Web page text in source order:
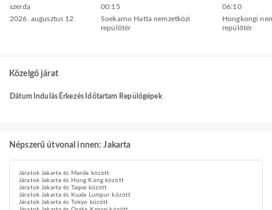
szerda
2026. augusztus 12.
00:15
Soekarno Hatta nemzetközi
repülőtér
06:10
Hongkongi
repülőtér
Közelgő járat
Dátum Indulás Érkezés Időtartam Repülőgépek
Népszerű útvonal innen: Jakarta
Járatok Jakarta és Manila között
Járatok Jakarta és Hong Kong között
Járatok Jakarta és Taipei között
Járatok Jakarta és Kuala Lumpur között
Járatok Jakarta és Tokyo között